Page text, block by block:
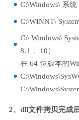
C:\Windows\ 系统
C:\WINNT\
C:\ Windows\
8.1， 10）
在 64 位版本的
2、dll文件拷贝完成